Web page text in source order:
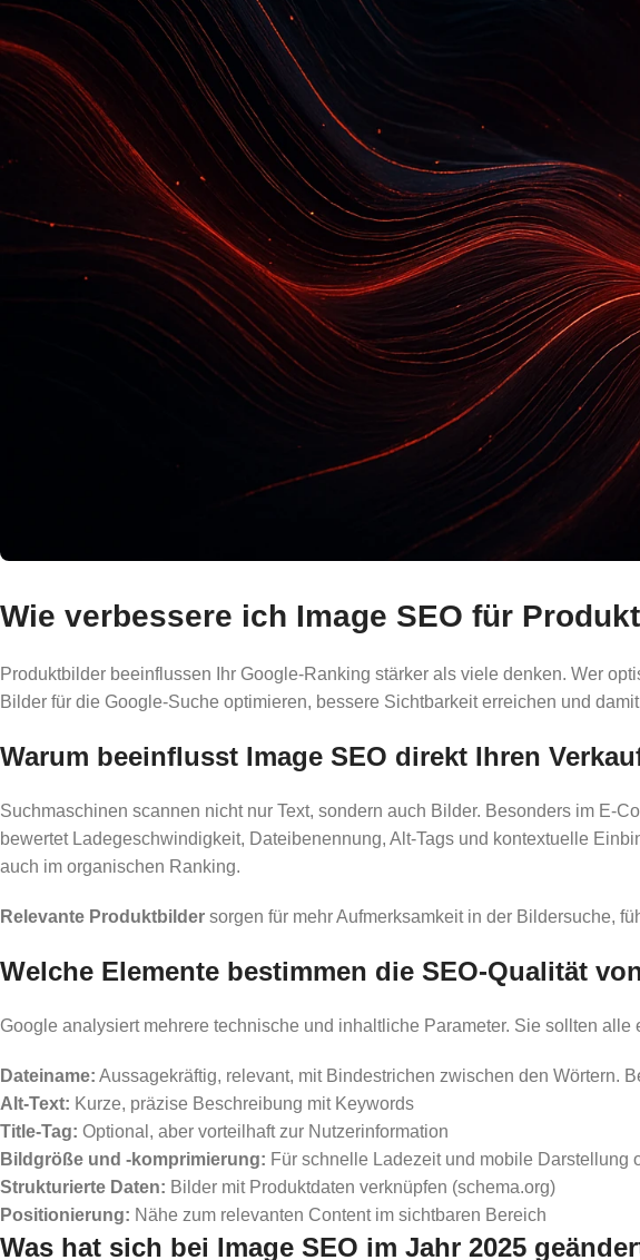
Wie verbessere ich Image SEO für
Produktbilder beeinflussen Ihr Google-Ranking stärker als viele denken. Wer
Bilder für die Google-Suche optimieren, bessere Sichtbarkeit erreichen und
Warum beeinflusst Image SEO direkt Ihren
Suchmaschinen scannen nicht nur Text, sondern auch Bilder. Besonders im E-
bewertet Ladegeschwindigkeit, Dateibenennung, Alt-Tags und kontextuelle
auch im organischen Ranking.
Relevante Produktbilder sorgen für mehr Aufmerksamkeit in der Bildersuche,
Welche Elemente bestimmen die SEO-Qualität
Google analysiert mehrere technische und inhaltliche Parameter. Sie sollten
Dateiname: Aussagekräftig, relevant, mit Bindestrichen zwischen den Wörtern.
Alt-Text: Kurze, präzise Beschreibung mit Keywords
Title-Tag: Optional, aber vorteilhaft zur Nutzerinformation
Bildgröße und -komprimierung: Für schnelle Ladezeit und mobile Darstellung
Strukturierte Daten: Bilder mit Produktdaten verknüpfen (schema.org)
Positionierung: Nähe zum relevanten Content im sichtbaren Bereich
Was hat sich bei Image SEO im Jahr 2025